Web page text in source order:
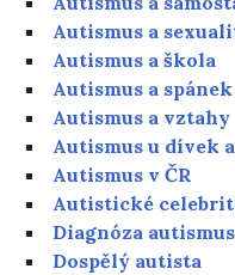
Autismus a
Autismus a škola
Autismus a spánek
Autismus a vztahy
Autismus u dívek
Autismus v ČR
Autistické
Diagnóza autismus
Dospělý autista